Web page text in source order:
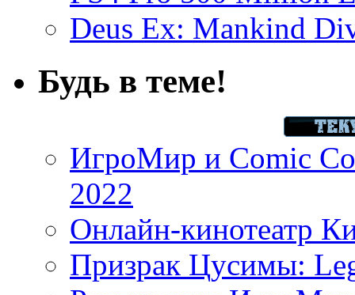
Deus Ex: Mankind
Будь в теме!
ИгроМир и Comic
2022
Онлайн-кинотеатр
Призрак Цусимы: